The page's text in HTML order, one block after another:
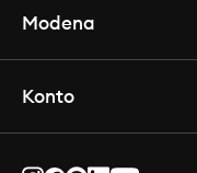
Modena
Konto